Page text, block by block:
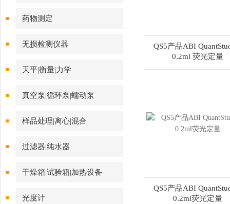
药物测定
无损检测仪器
天平|衡量|力学
真空泵|循环泵|蠕动泵
样品处理|离心|混合
过滤器|纯水器
干燥箱|试验箱|加热设备
光度计
QS5产品ABI
0.2ml 荧光定量
QS5产品ABI
0.2ml荧光定量